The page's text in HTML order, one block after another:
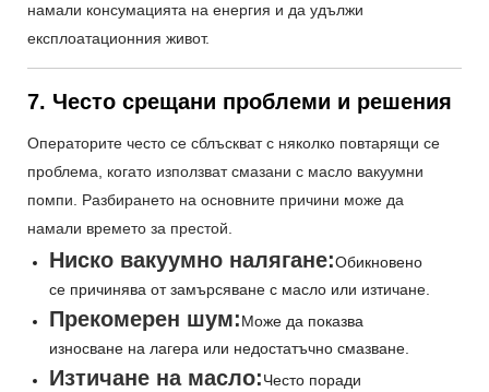
намали консумацията на енергия и да удължи
експлоатационния живот.
7. Често срещани проблеми и решения
Операторите често се сблъскват с няколко повтарящи се
проблема, когато използват смазани с масло вакуумни
помпи. Разбирането на основните причини може да
намали времето за престой.
Ниско вакуумно налягане:Обикновено
се причинява от замърсяване с масло или изтичане.
Прекомерен шум:Може да показва
износване на лагера или недостатъчно смазване.
Изтичане на масло:Често поради